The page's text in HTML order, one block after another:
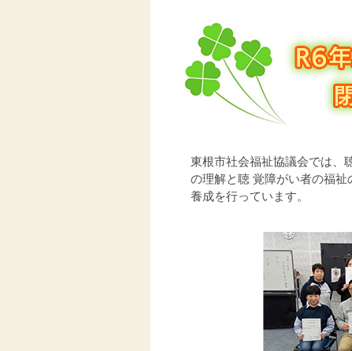
東根市社会福祉協議会では、
の理解と聴 覚障がい者の福
養成を行っています。